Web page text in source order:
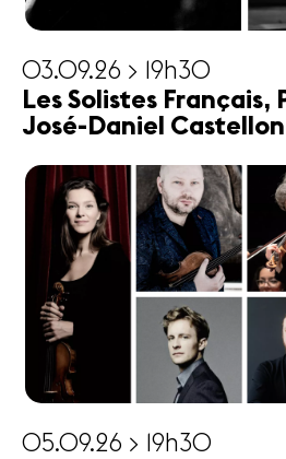
03.09.26 > 19h30
Les Solistes Français,
José-Daniel Castellon
05.09.26 > 19h30